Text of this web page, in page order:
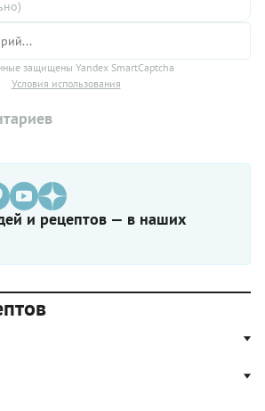
защищены Yandex SmartCaptcha
Условия использования
и рецептов — в наших